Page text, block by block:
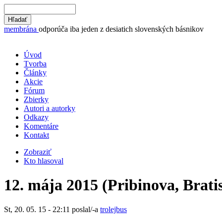
membrána odporúča iba jeden z desiatich slovenských básnikov
Úvod
Tvorba
Články
Akcie
Fórum
Zbierky
Autori a autorky
Odkazy
Komentáre
Kontakt
Zobraziť
Kto hlasoval
12. mája 2015 (Pribinova,
St, 20. 05. 15 - 22:11 poslal/-a trolejbus